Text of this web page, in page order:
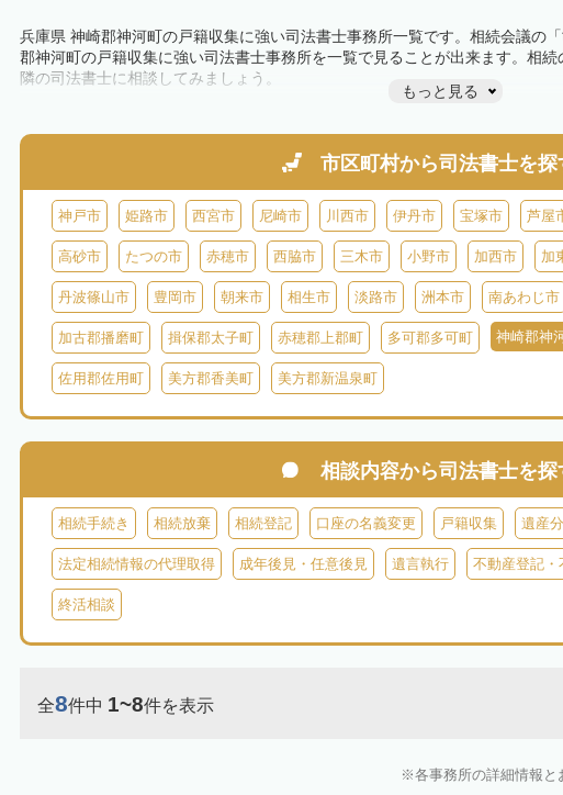
兵庫県 神崎郡神河町の戸籍収集に強い司法書士事務所一覧です。相続会議の
郡神河町の戸籍収集に強い司法書士事務所を一覧で見ることが出来ます。相
隣の司法書士に相談してみましょう。
もっと見る
市区町村から司法書士を探
神戸市 姫路市 西宮市 尼崎市 川西市 伊丹市 宝塚市 芦屋
高砂市 たつの市 赤穂市 西脇市 三木市 小野市 加西市 加
丹波篠山市 豊岡市 朝来市 相生市 淡路市 洲本市 南あわじ市
加古郡播磨町 揖保郡太子町 赤穂郡上郡町 多可郡多可町 神崎郡神
佐用郡佐用町 美方郡香美町 美方郡新温泉町
相談内容から司法書士を探
相続手続き 相続放棄 相続登記 口座の名義変更 戸籍収集 遺産
法定相続情報の代理取得 成年後見・任意後見 遺言執行 不動産登記・
終活相談
全8件中 1~8件を表示
各事務所の詳細情報と